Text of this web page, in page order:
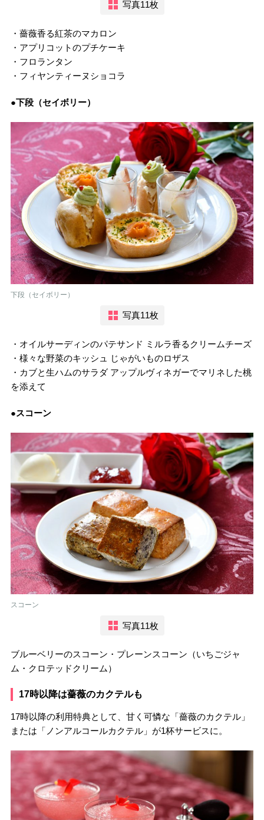
写真11枚
・薔薇香る紅茶のマカロン
・アプリコットのプチケーキ
・フロランタン
・フィヤンティーヌショコラ
●下段（セイボリー）
下段（セイボリー）
写真11枚
・オイルサーディンのパテサンド ミルラ香るクリームチーズ
・様々な野菜のキッシュ じゃがいものロザス
・カブと生ハムのサラダ アップルヴィネガーでマリネした桃
を添えて
●スコーン
スコーン
写真11枚
ブルーベリーのスコーン・プレーンスコーン（いちごジャ
ム・クロテッドクリーム）
17時以降は薔薇のカクテルも
17時以降の利用特典として、甘く可憐な「薔薇のカクテル」
または「ノンアルコールカクテル」が1杯サービスに。